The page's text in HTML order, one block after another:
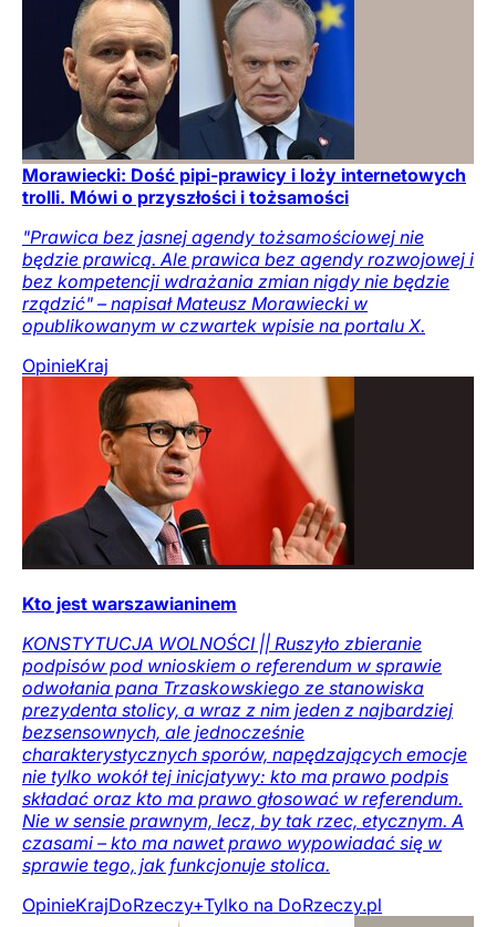
Morawiecki: Dość pipi-prawicy i loży internetowych
trolli. Mówi o przyszłości i tożsamości
"Prawica bez jasnej agendy tożsamościowej nie
będzie prawicą. Ale prawica bez agendy rozwojowej i
bez kompetencji wdrażania zmian nigdy nie będzie
rządzić" – napisał Mateusz Morawiecki w
opublikowanym w czwartek wpisie na portalu X.
OpinieKraj
Kto jest warszawianinem
KONSTYTUCJA WOLNOŚCI || Ruszyło zbieranie
podpisów pod wnioskiem o referendum w sprawie
odwołania pana Trzaskowskiego ze stanowiska
prezydenta stolicy, a wraz z nim jeden z najbardziej
bezsensownych, ale jednocześnie
charakterystycznych sporów, napędzających emocje
nie tylko wokół tej inicjatywy: kto ma prawo podpis
składać oraz kto ma prawo głosować w referendum.
Nie w sensie prawnym, lecz, by tak rzec, etycznym. A
czasami – kto ma nawet prawo wypowiadać się w
sprawie tego, jak funkcjonuje stolica.
OpinieKrajDoRzeczy+Tylko na DoRzeczy.pl